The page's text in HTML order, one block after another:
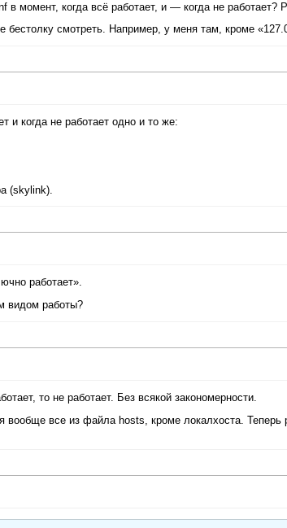
в момент, когда всё работает, и — когда не работает?
бестолку смотреть. Например, у меня там, кроме
и когда не работает одно и то же:
(skylink).
работает».
видом работы?
то не работает. Без всякой закономерности.
вообще все из файла hosts, кроме локалхоста. Теперь